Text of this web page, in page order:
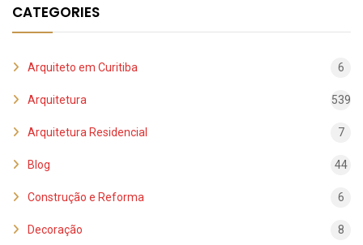
CATEGORIES
Arquiteto em Curitiba 6
Arquitetura 539
Arquitetura Residencial 7
Blog 44
Construção e Reforma 6
Decoração 8